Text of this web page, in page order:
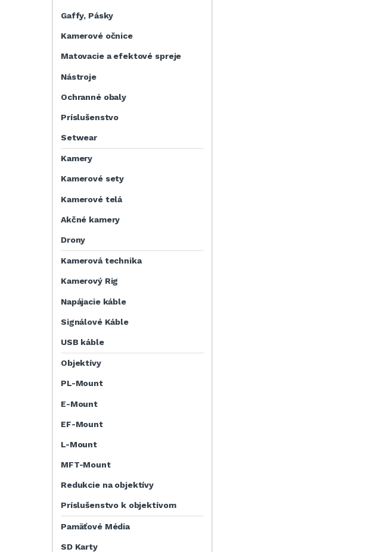
Gaffy, Pásky
Kamerové očnice
Matovacie a efektové spreje
Nástroje
Ochranné obaly
Príslušenstvo
Setwear
Kamery
Kamerové sety
Kamerové telá
Akčné kamery
Drony
Kamerová technika
Kamerový Rig
Napájacie káble
Signálové Káble
USB káble
Objektívy
PL-Mount
E-Mount
EF-Mount
L-Mount
MFT-Mount
Redukcie na objektívy
Príslušenstvo k objektívom
Pamäťové Média
SD Karty